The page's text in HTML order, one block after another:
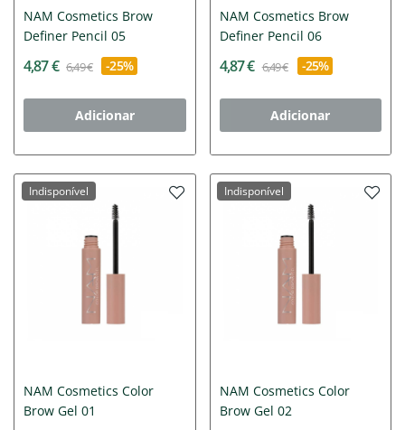
NAM Cosmetics Brow
Definer Pencil 05
4,87 € 6,49 € -25%
Adicionar
NAM Cosmetics Brow
Definer Pencil 06
4,87 € 6,49 € -25%
Adicionar
Indisponível
NAM Cosmetics Color
Brow Gel 01
Indisponível
NAM Cosmetics Color
Brow Gel 02